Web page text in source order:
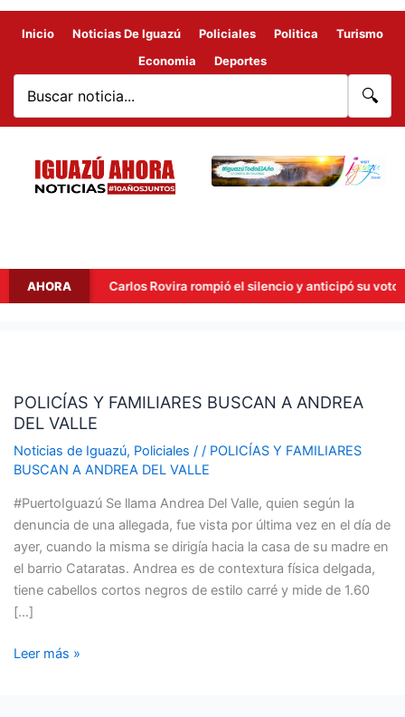
Inicio Noticias De Iguazú Policiales Politica
Turismo
Economia
Deportes
🔍
AHORA Carlos Rovira rompió el silencio y anticipó su voto para
POLICÍAS Y FAMILIARES BUSCAN A ANDREA
DEL VALLE
Noticias de Iguazú, Policiales / / POLICÍAS Y FAMILIARES
BUSCAN A ANDREA DEL VALLE
#PuertoIguazú Se llama Andrea Del Valle, quien según la
denuncia de una allegada, fue vista por última vez en el día de
ayer, cuando la misma se dirigía hacia la casa de su madre en
el barrio Cataratas. Andrea es de contextura física delgada,
tiene cabellos cortos negros de estilo carré y mide de 1.60
[…]
FAMILIARES
BUSCAN
A
ANDREA
VALLE
Leer más »